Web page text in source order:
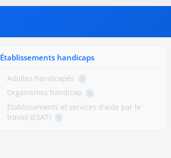
Établissements handicaps
Adultes handicapés 0
Organismes handicap 0
Établissements et services d'aide par le
travail (ESAT)
0